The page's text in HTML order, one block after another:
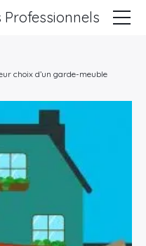
choix d’un garde-meuble